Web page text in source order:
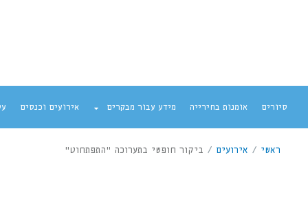
סיורים אומנות בחירייה מידע עבור מבקרים אירועים וכנסים
ראשי / אירועים / ביקור חופשי בתערוכה "התפתחוט"